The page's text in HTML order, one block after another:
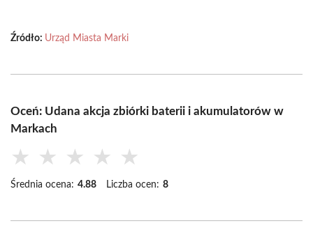
Źródło: Urząd Miasta Marki
Oceń: Udana akcja zbiórki baterii i akumulatorów w
Markach
★ ★ ★ ★ ★
Średnia ocena: 4.88 Liczba ocen: 8